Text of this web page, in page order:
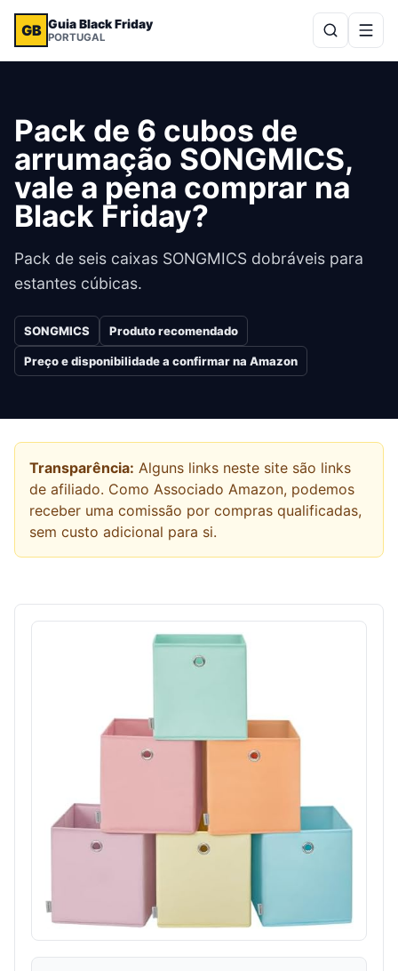
GB Guia Black Friday
PORTUGAL
Pack de 6 cubos de
arrumação SONGMICS,
vale a pena comprar na
Black Friday?
Pack de seis caixas SONGMICS dobráveis para
estantes cúbicas.
SONGMICS Produto recomendado
Preço e disponibilidade a confirmar na Amazon
Transparência: Alguns links neste site são links
de afiliado. Como Associado Amazon, podemos
receber uma comissão por compras qualificadas,
sem custo adicional para si.